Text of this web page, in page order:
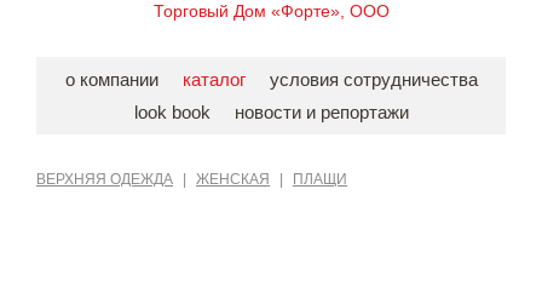
Торговый Дом «Форте», ООО
о компании каталог
условия сотрудничества
look book
новости и репортажи
ВЕРХНЯЯ ОДЕЖДА ЖЕНСКАЯ ПЛАЩИ